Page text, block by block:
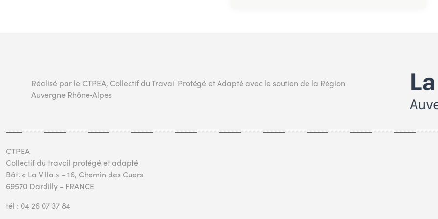
Réalisé par le CTPEA, Collectif du Travail Protégé et Adapté avec le soutien de la Région
Auvergne Rhône‑Alpes
CTPEA
Collectif du travail protégé et adapté
Bât. « La Villa » - 16, Chemin des Cuers
69570 Dardilly - FRANCE
tél : 04 26 07 37 84